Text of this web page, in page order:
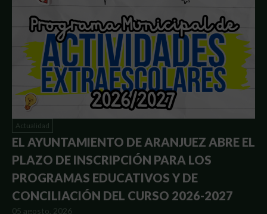
Actualidad
EL AYUNTAMIENTO DE ARANJUEZ ABRE EL
PLAZO DE INSCRIPCIÓN PARA LOS
PROGRAMAS EDUCATIVOS Y DE
CONCILIACIÓN DEL CURSO 2026-2027
05 agosto, 2026